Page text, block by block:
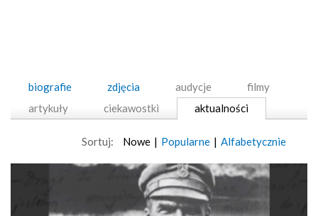
biografie zdjęcia audycje
filmy
artykuły
ciekawostki aktualności
Sortuj: Nowe | Popularne | Alfabetycznie